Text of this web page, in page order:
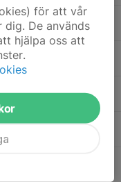
för att vår
De används
hjälpa oss att